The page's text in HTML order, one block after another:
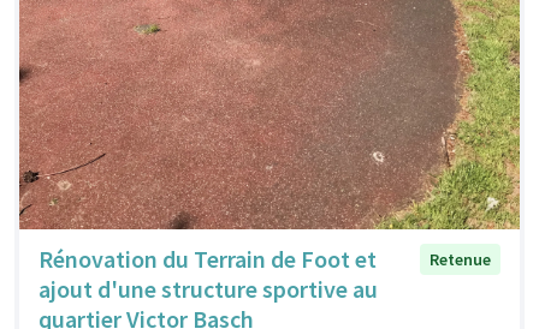
Rénovation du Terrain de Foot et
ajout d'une structure sportive au
quartier Victor Basch
Retenue